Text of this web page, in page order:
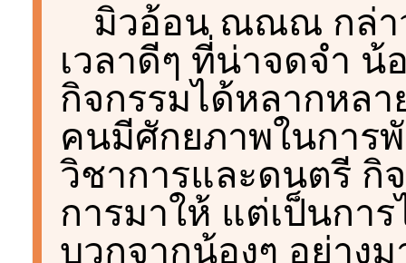
มิวอ้อน ณณณ กล่า
เวลาดีๆ ที่น่าจดจำ น้
กิจกรรมได้หลากหลา
คนมีศักยภาพในการ
วิชาการและดนตรี กิ
การมาให้ แต่เป็นกา
บวกจากน้องๆ อย่าง